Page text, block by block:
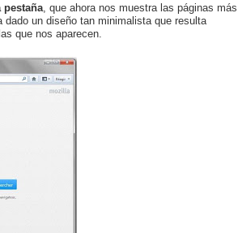
pestaña , que ahora nos muestra las páginas más
un diseño tan minimalista que resulta
que nos aparecen.